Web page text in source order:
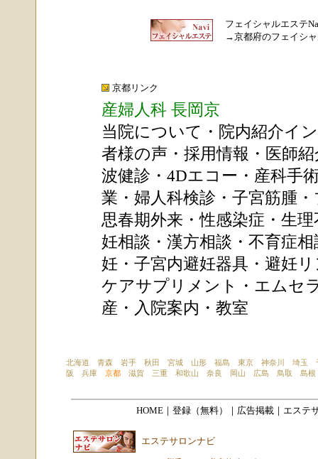
フェイシャルエステ
→京都府のフェイシ
京都リンク
産婦人科 長岡京
当院について ・ 院内紹介イ
者様の声 ・ 採用情報 ・ 医師
波健診 ・ 4Dエコー ・ 産科手
業 ・ 婦人科検診 ・ 子宮筋腫 ・
思春期外来 ・性感染症 ・ 生理
妊相談 ・ 漢方相談 ・ 不育症相
妊 ・ 子宮内避妊器具 ・ 避妊
ケアサプリメント
・ エムセ
産 ・ 入院案内 ・ 教室
北海道 青森 岩手 秋田 宮城 山形 福島 東京 神奈川 埼玉
阪
兵庫 京都 滋賀 三重 和歌山 奈良 岡山 広島 鳥取 島根
HOME｜登録（無料）｜広告掲載｜ エステ
エステサロンナビ